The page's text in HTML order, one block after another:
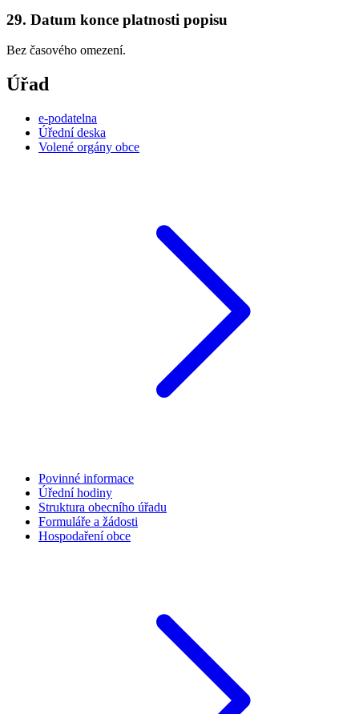
29. Datum konce platnosti popisu
Bez časového omezení.
Úřad
e-podatelna
Úřední deska
Volené orgány obce
Povinné informace
Úřední hodiny
Struktura obecního úřadu
Formuláře a žádosti
Hospodaření obce